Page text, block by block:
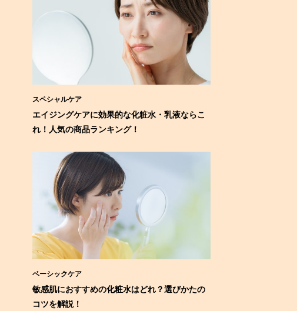
スペシャルケア
エイジングケアに効果的な化粧水・乳液ならこ
れ！人気の商品ランキング！
ベーシックケア
敏感肌におすすめの化粧水はどれ？選びかたの
コツを解説！